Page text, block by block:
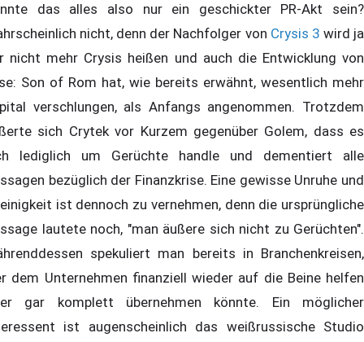
das alles also nur ein geschickter PR-Akt sein?
nicht, denn der Nachfolger von Crysis 3 wird ja
nicht mehr Crysis heißen und auch die Entwicklung von
Son of Rom hat, wie bereits erwähnt, wesentlich mehr
verschlungen, als Anfangs angenommen. Trotzdem
sich Crytek vor Kurzem gegenüber Golem, dass es
lediglich um Gerüchte handle und dementiert alle
bezüglich der Finanzkrise. Eine gewisse Unruhe und
ist dennoch zu vernehmen, denn die ursprüngliche
lautete noch, "man äußere sich nicht zu Gerüchten".
spekuliert man bereits in Branchenkreisen,
dem Unternehmen finanziell wieder auf die Beine helfen
gar komplett übernehmen könnte. Ein möglicher
ist augenscheinlich das weißrussische Studio